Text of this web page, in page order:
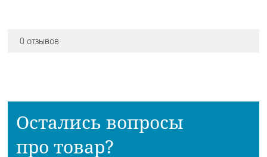
0 отзывов
Остались вопросы
про товар?